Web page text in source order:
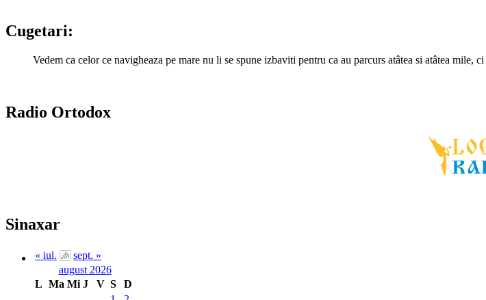
Cugetari:
Vedem ca celor ce navigheaza pe mare nu li se spune izbaviti pentru ca au parcurs atâtea si atâtea
Radio Ortodox
Sinaxar
« iul.
sept. »
august 2026
L Ma Mi J V S
D